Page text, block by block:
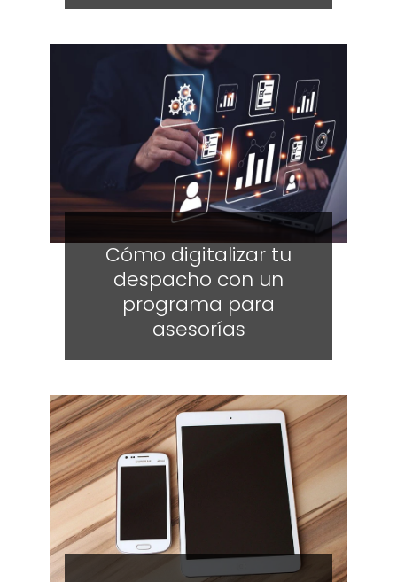
Cómo digitalizar tu
despacho con un
programa para
asesorías